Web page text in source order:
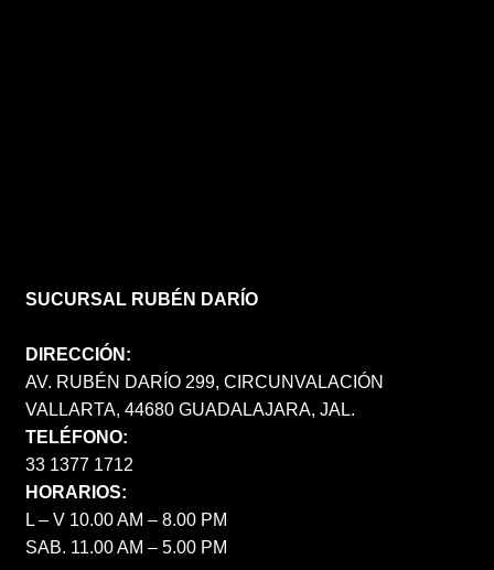
SUCURSAL RUBÉN DARÍO
DIRECCIÓN:
AV. RUBÉN DARÍO 299, CIRCUNVALACIÓN
VALLARTA, 44680 GUADALAJARA, JAL.
TELÉFONO:
33 1377 1712
HORARIOS:
L – V 10.00 AM – 8.00 PM
SAB. 11.00 AM – 5.00 PM